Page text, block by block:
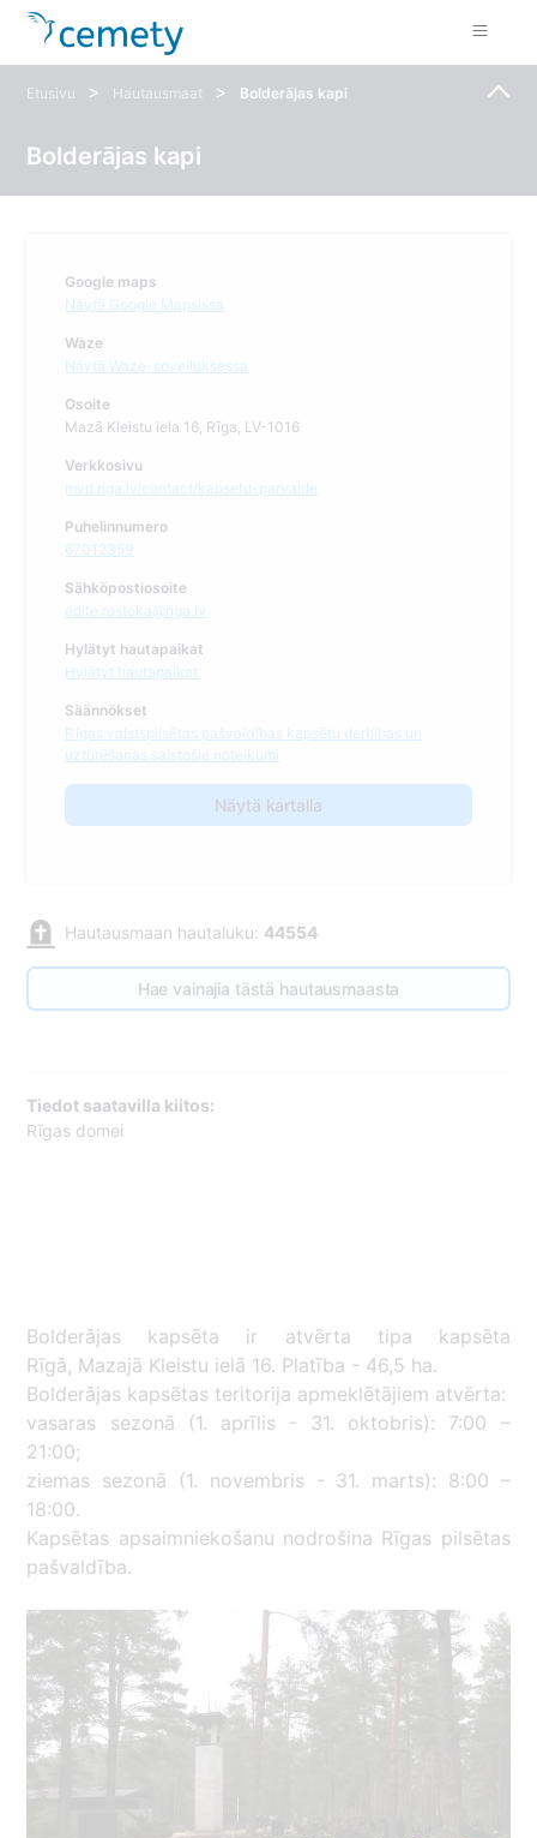
Etusivu > Hautausmaat > Bolderājas kapi
Bolderājas kapi
Google maps
Näytä Google Mapsissa
Waze
Näytä Waze-sovelluksessa
Osoite
Mazā Kleistu iela 16, Rīga, LV-1016
Verkkosivu
mvd.riga.lv/contact/kapsetu-parvalde
Puhelinnumero
67012359
Sähköpostiosoite
edite.rostoka@riga.lv
Hylätyt hautapaikat
Hylätyt hautapaikat
Säännökset
Rīgas valstspilsētas pašvaldības kapsētu darbības un
uzturēšanas saistošie noteikumi
Näytä kartalla
Hautausmaan hautaluku: 44554
Hae vainajia tästä hautausmaasta
Tiedot saatavilla kiitos:
Rīgas domei
Bolderājas kapsēta ir atvērta tipa kapsēta
Rīgā, Mazajā Kleistu ielā 16. Platība - 46,5 ha.
Bolderājas kapsētas teritorija apmeklētājiem atvērta:
vasaras sezonā (1. aprīlis - 31. oktobris): 7:00 –
21:00;
ziemas sezonā (1. novembris - 31. marts): 8:00 –
18:00.
Kapsētas apsaimniekošanu nodrošina Rīgas pilsētas
pašvaldība.